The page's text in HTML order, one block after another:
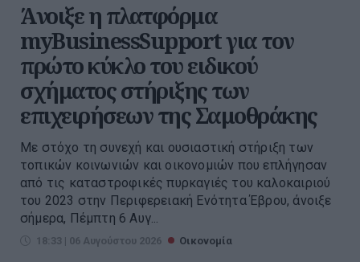
Άνοιξε η πλατφόρμα
myBusinessSupport για τον
πρώτο κύκλο του ειδικού
σχήματος στήριξης των
επιχειρήσεων της Σαμοθράκης
Με στόχο τη συνεχή και ουσιαστική στήριξη των
τοπικών κοινωνιών και οικονομιών που επλήγησαν
από τις καταστροφικές πυρκαγιές του καλοκαιριού
του 2023 στην Περιφερειακή Ενότητα Έβρου, άνοιξε
σήμερα, Πέμπτη 6 Αυγ...
18:33 | 06 Αυγούστου 2026 Οικονομία